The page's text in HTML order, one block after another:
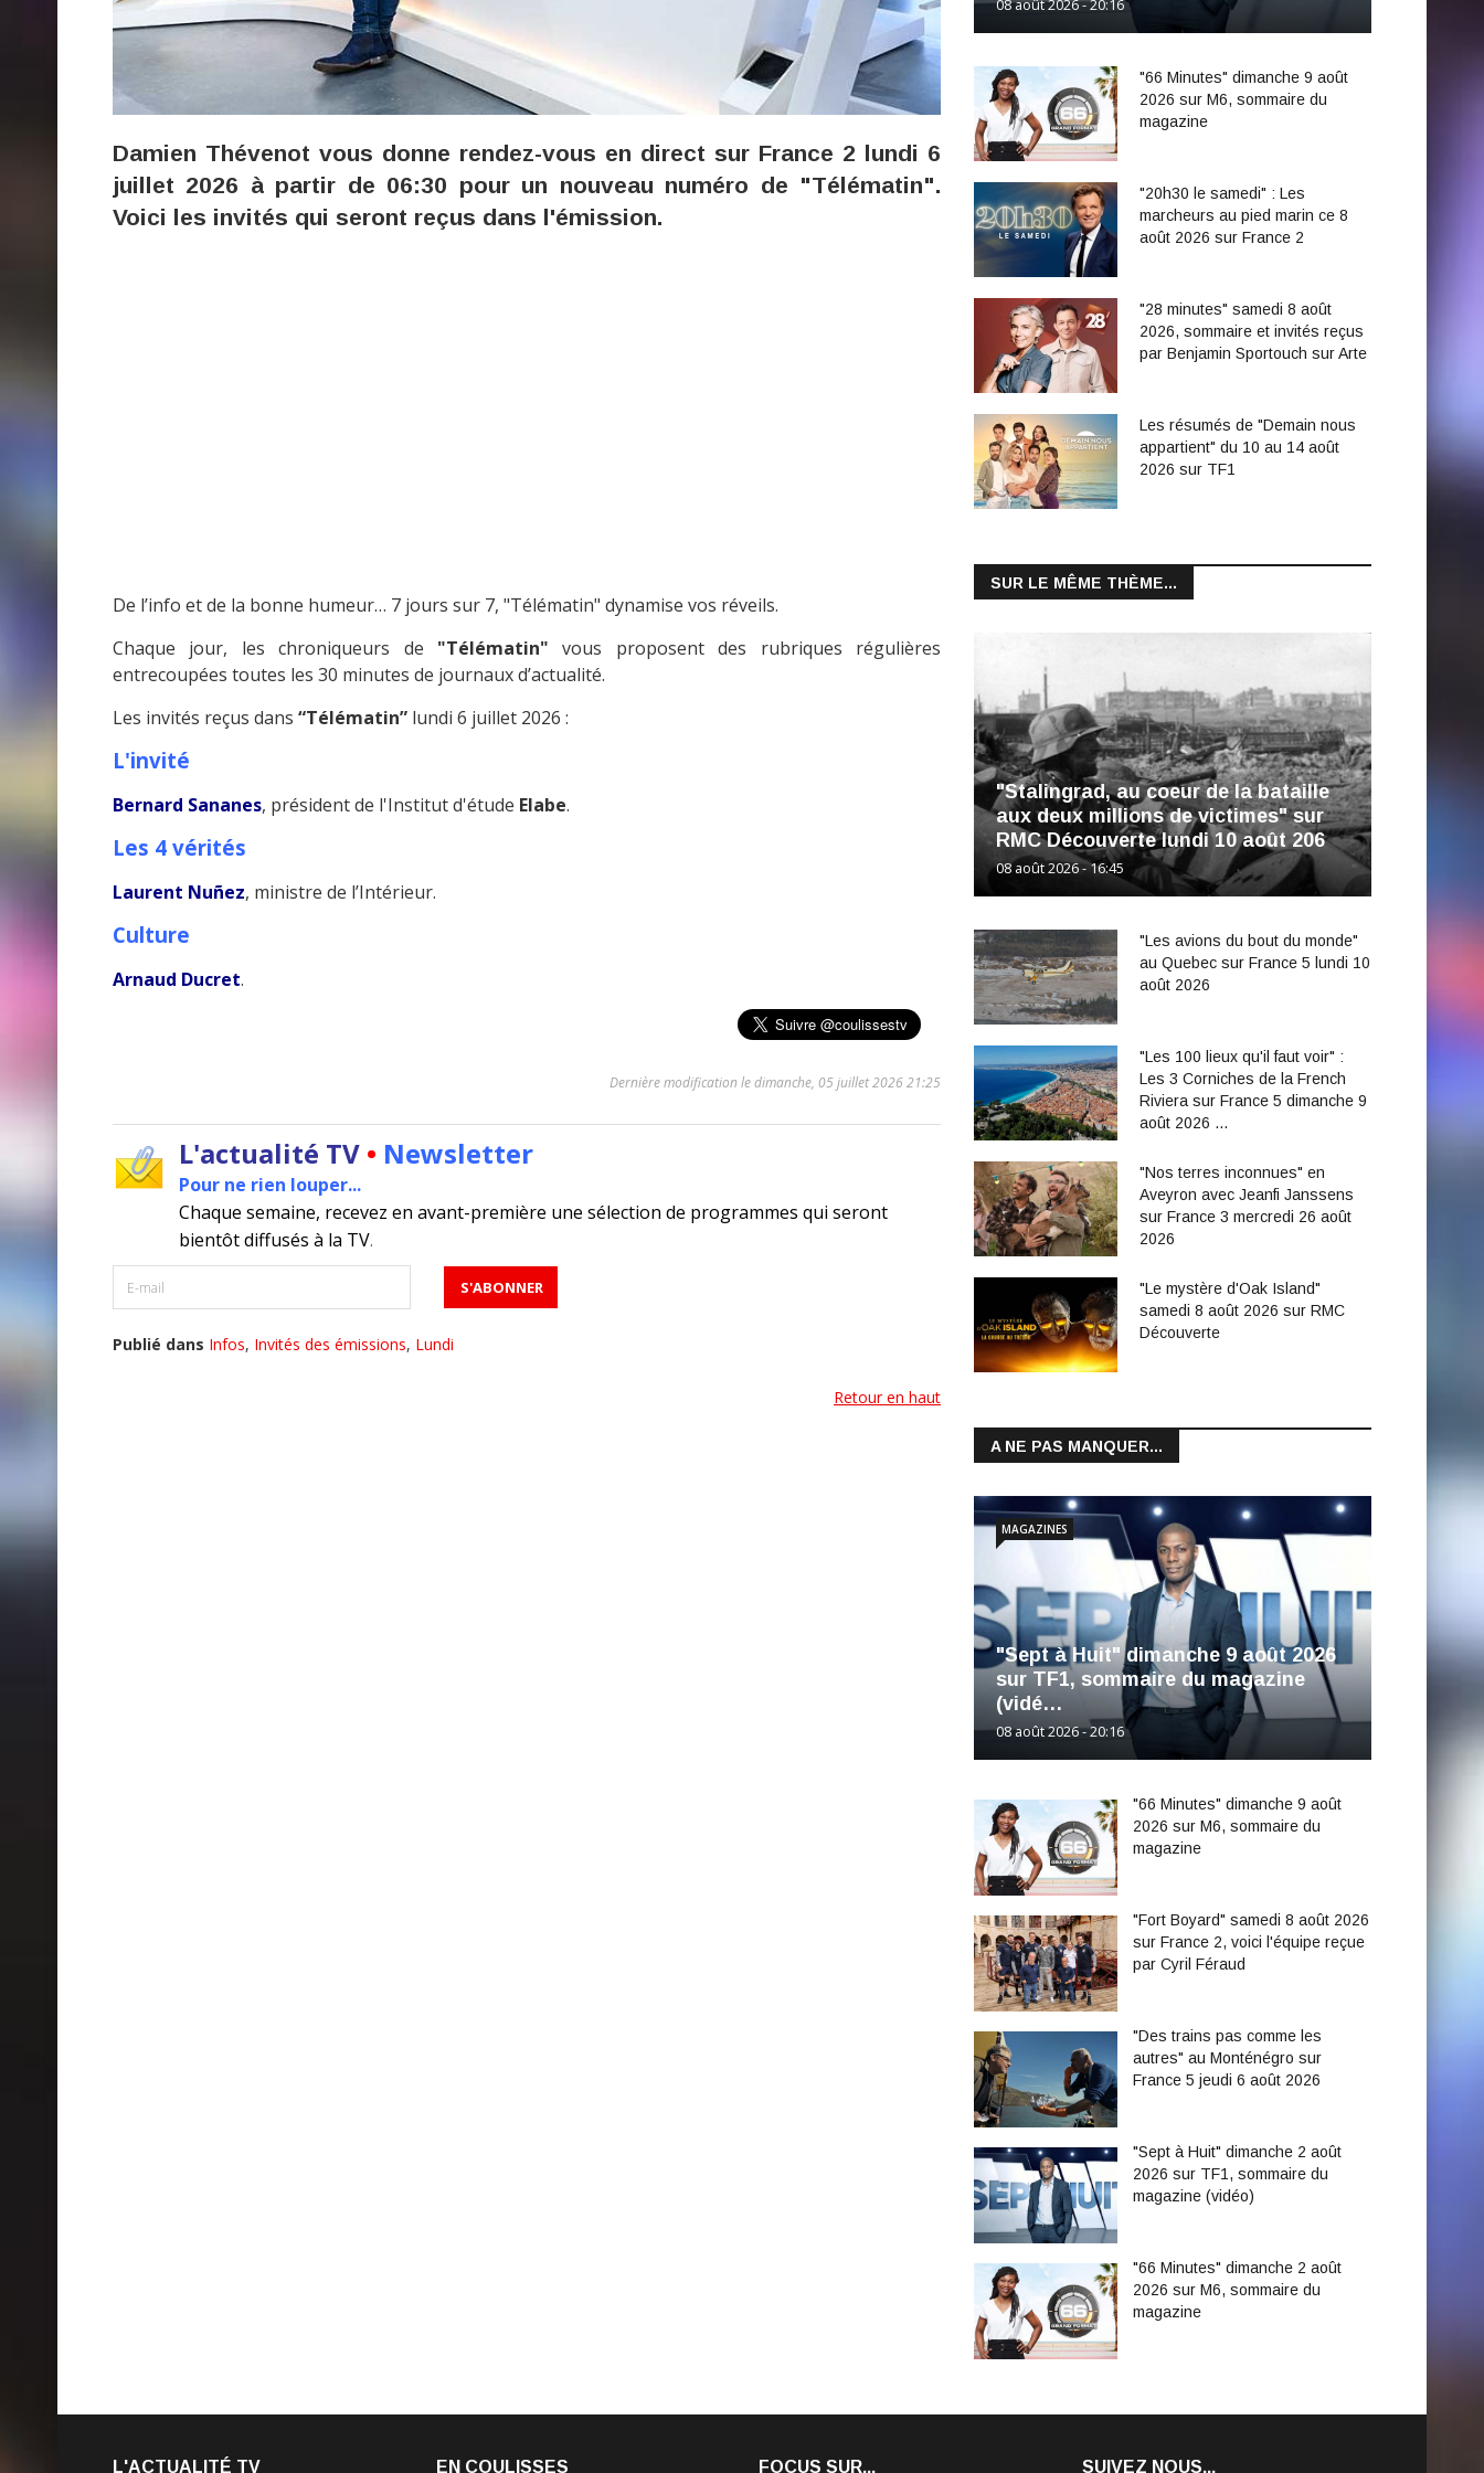
Damien Thévenot vous donne rendez-vous en direct sur France 2 lundi 6
juillet 2026 à partir de 06:30 pour un nouveau numéro de "Télématin".
Voici les invités qui seront reçus dans l'émission.
De l’info et de la bonne humeur… 7 jours sur 7, "Télématin" dynamise vos réveils.
Chaque jour, les chroniqueurs de "Télématin" vous proposent des rubriques régulières
entrecoupées toutes les 30 minutes de journaux d’actualité.
Les invités reçus dans “Télématin” lundi 6 juillet 2026 :
L'invité
Bernard Sananes, président de l'Institut d'étude Elabe.
Les 4 vérités
Laurent Nuñez, ministre de l’Intérieur.
Culture
Arnaud Ducret.
Dernière modification le dimanche, 05 juillet 2026 21:25
L'actualité TV • Newsletter
Pour ne rien louper...
Chaque semaine, recevez en avant-première une sélection de programmes qui seront
bientôt diffusés à la TV.
Publié dans Infos, Invités des émissions, Lundi
Retour en haut
08 août 2026 - 20:16
"66 Minutes" dimanche 9 août
2026 sur M6, sommaire du
magazine
"20h30 le samedi" : Les
marcheurs au pied marin ce 8
août 2026 sur France 2
"28 minutes" samedi 8 août
2026, sommaire et invités reçus
par Benjamin Sportouch sur Arte
Les résumés de "Demain nous
appartient" du 10 au 14 août
2026 sur TF1
SUR LE MÊME THÈME...
"Stalingrad, au coeur de la bataille
aux deux millions de victimes" sur
RMC Découverte lundi 10 août 206
08 août 2026 - 16:45
"Les avions du bout du monde"
au Quebec sur France 5 lundi 10
août 2026
"Les 100 lieux qu'il faut voir" :
Les 3 Corniches de la French
Riviera sur France 5 dimanche 9
août 2026 …
"Nos terres inconnues" en
Aveyron avec Jeanfi Janssens
sur France 3 mercredi 26 août
2026
"Le mystère d'Oak Island"
samedi 8 août 2026 sur RMC
Découverte
A NE PAS MANQUER...
"Sept à Huit" dimanche 9 août 2026
sur TF1, sommaire du magazine
(vidé…
08 août 2026 - 20:16
MAGAZINES
"66 Minutes" dimanche 9 août
2026 sur M6, sommaire du
magazine
"Fort Boyard" samedi 8 août 2026
sur France 2, voici l'équipe reçue
par Cyril Féraud
"Des trains pas comme les
autres" au Monténégro sur
France 5 jeudi 6 août 2026
"Sept à Huit" dimanche 2 août
2026 sur TF1, sommaire du
magazine (vidéo)
"66 Minutes" dimanche 2 août
2026 sur M6, sommaire du
magazine
L'ACTUALITÉ TV EN COULISSES FOCUS SUR... SUIVEZ NOUS...